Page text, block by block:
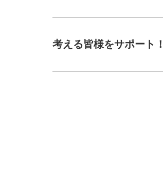
考える皆様をサポート